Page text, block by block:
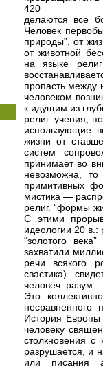
420
делаются все
Человек
природы”, от
от животной
на языке
пропасть между
человеком
к идущим из
религ. учения,
использующие
жизни от
систем
принимает во
невозможна,
примитивных
мистика —
религ. “формы
С этими
идеологии 20
“золотого
захватили
речи всякого
свастика)
человеч. разум.
Это
История
человеку
столкновения с
разрушается, и
или писания